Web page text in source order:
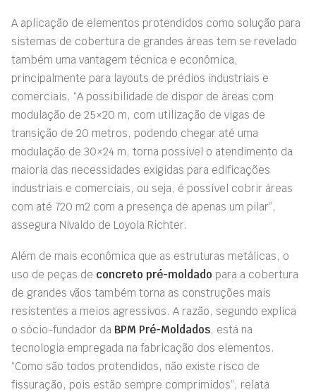
A aplicação de elementos protendidos como solução para
sistemas de cobertura de grandes áreas tem se revelado
também uma vantagem técnica e econômica,
principalmente para layouts de prédios industriais e
comerciais. “A possibilidade de dispor de áreas com
modulação de 25×20 m, com utilização de vigas de
transição de 20 metros, podendo chegar até uma
modulação de 30×24 m, torna possível o atendimento da
maioria das necessidades exigidas para edificações
industriais e comerciais, ou seja, é possível cobrir áreas
com até 720 m2 com a presença de apenas um pilar”,
assegura Nivaldo de Loyola Richter.
Além de mais econômica que as estruturas metálicas, o
uso de peças de concreto pré-moldado para a cobertura
de grandes vãos também torna as construções mais
resistentes a meios agressivos. A razão, segundo explica
o sócio-fundador da BPM Pré-Moldados, está na
tecnologia empregada na fabricação dos elementos.
“Como são todos protendidos, não existe risco de
fissuração, pois estão sempre comprimidos”, relata